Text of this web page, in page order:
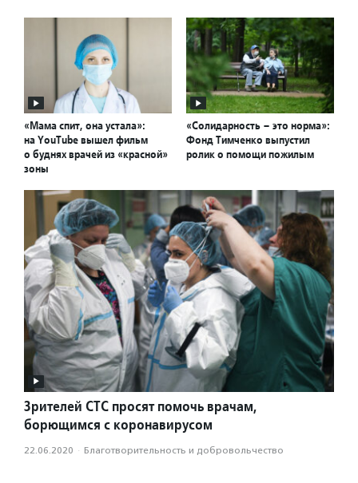
«Мама спит, она устала»:
на YouTube вышел фильм
о буднях врачей из «красной»
зоны
«Солидарность – это норма»:
Фонд Тимченко выпустил
ролик о помощи пожилым
Зрителей СТС просят помочь врачам,
борющимся с коронавирусом
22.06.2020 · Благотвори­тель­ность и доброволь­чест­во